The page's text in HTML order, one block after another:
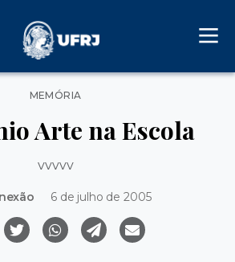
Categorias
MEMÓRIA
Arte na Escola
vvvvv
6 de julho de 2005